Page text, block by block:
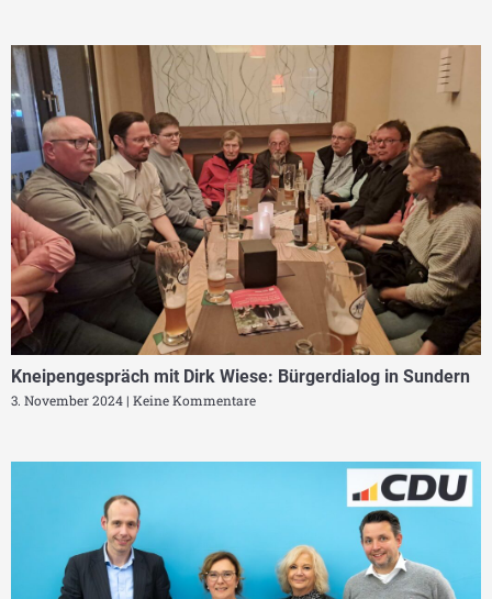
Kneipengespräch mit Dirk Wiese: Bürgerdialog in Sundern
3. November 2024 Keine Kommentare